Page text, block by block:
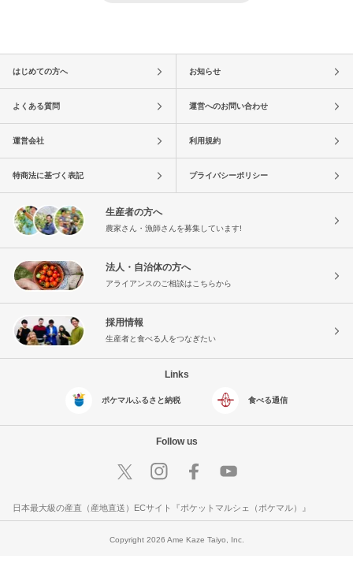
はじめての方へ お知らせ
よくある質問 運営へのお問い合わせ
運営会社 利用規約
特商法に基づく表記 プライバシーポリシー
生産者の方へ
農家さん・漁師さんを募集しています!
法人・自治体の方へ
アライアンスのご相談はこちらから
採用情報
生産者と食べる人をつなぎたい
Links
ポケマルふるさと納税 食べる通信
Follow us
日本最大級の産直（産地直送）ECサイト『ポケットマルシェ（ポケマル）』
Copyright 2026 Ame Kaze Taiyo, Inc.